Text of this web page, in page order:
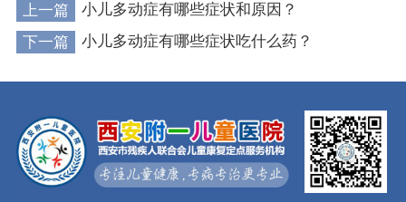
上一篇
小儿多动症有哪些症状和原因？
下一篇
小儿多动症有哪些症状吃什么药？